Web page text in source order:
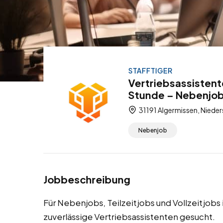
STAFFTIGER
Stunde –
31191 Algermissen,
Nebenjob
Jobbeschreibung
Für Nebenjobs, Teilzeitjobs und
zuverlässige Vertriebsassistenten gesucht.